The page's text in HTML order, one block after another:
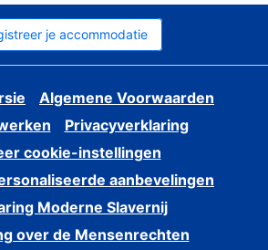
je accommodatie
Algemene Voorwaarden
Privacyverklaring
cookie-instellingen
aanbevelingen
Moderne Slavernij
over de Mensenrechten